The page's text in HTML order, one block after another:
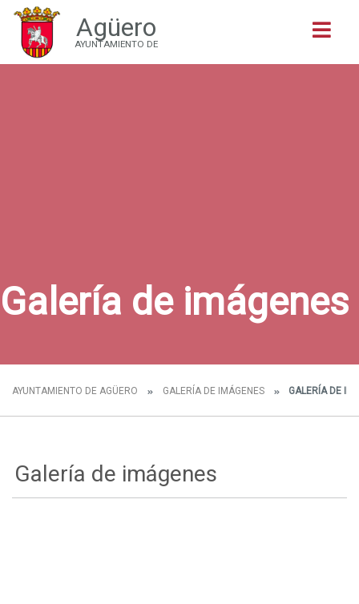
Agüero
AYUNTAMIENTO DE
Galería de imágenes
AYUNTAMIENTO DE AGÜERO GALERÍA DE IMÁGENES GALERÍA DE
Galería de imágenes